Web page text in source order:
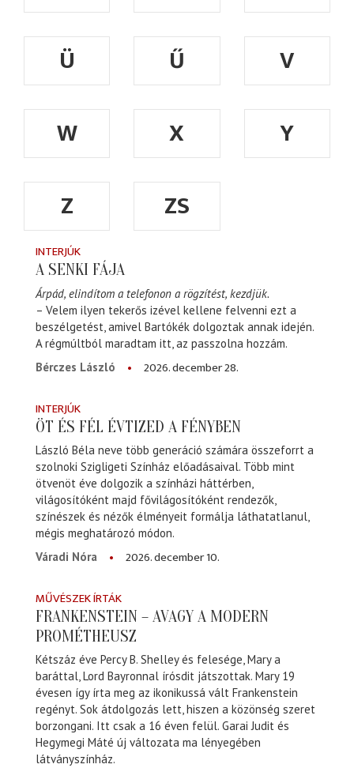
Ü
Ű
V
W
X
Y
Z
ZS
INTERJÚK
A SENKI FÁJA
Árpád, elindítom a telefonon a rögzítést, kezdjük.
– Velem ilyen tekerős izével kellene felvenni ezt a
beszélgetést, amivel Bartókék dolgoztak annak idején.
A régmúltból maradtam itt, az passzolna hozzám.
Bérczes László
2026. december 28.
INTERJÚK
ÖT ÉS FÉL ÉVTIZED A FÉNYBEN
László Béla neve több generáció számára összeforrt a
szolnoki Szigligeti Színház előadásaival. Több mint
ötvenöt éve dolgozik a színházi háttérben,
világosítóként majd fővilágosítóként rendezők,
színészek és nézők élményeit formálja láthatatlanul,
mégis meghatározó módon.
Váradi Nóra
2026. december 10.
MŰVÉSZEK ÍRTÁK
FRANKENSTEIN – AVAGY A MODERN
PROMÉTHEUSZ
Kétszáz éve Percy B. Shelley és felesége, Mary a
baráttal, Lord Bayronnal írósdit játszottak. Mary 19
évesen így írta meg az ikonikussá vált Frankenstein
regényt. Sok átdolgozás lett, hiszen a közönség szeret
borzongani. Itt csak a 16 éven felül. Garai Judit és
Hegymegi Máté új változata ma lényegében
látványszínház.